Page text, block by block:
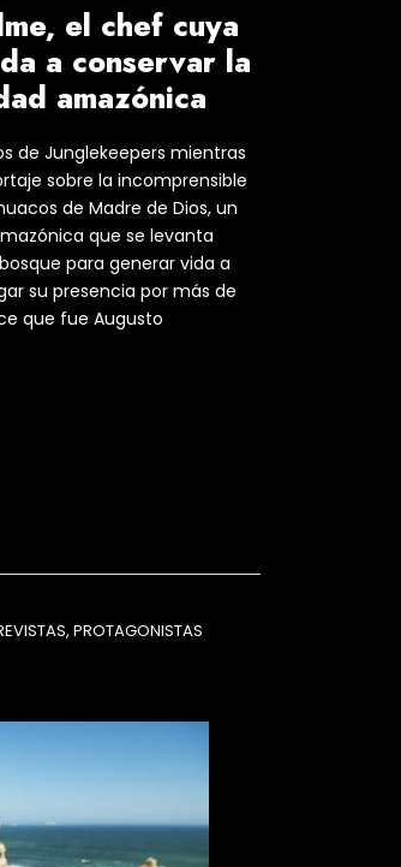
el chef cuya
a conservar la
amazónica
de Junglekeepers mientras
sobre la incomprensible
de Madre de Dios, un
que se levanta
para generar vida a
su presencia por más de
que fue Augusto
, PROTAGONISTAS